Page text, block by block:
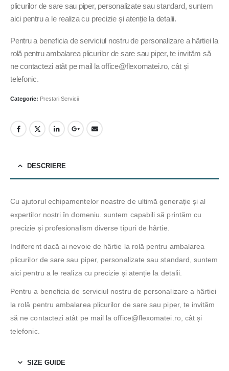
plicurilor de sare sau piper, personalizate sau standard, suntem
aici pentru a le realiza cu precizie și atenție la detalii.
Pentru a beneficia de serviciul nostru de personalizare a hârtiei la
rolă pentru ambalarea plicurilor de sare sau piper, te invităm să
ne contactezi atât pe mail la office@flexomatei.ro, cât și
telefonic.
Categorie: Prestari Servicii
DESCRIERE
Cu ajutorul echipamentelor noastre de ultimă generație și al
experților noștri în domeniu. suntem capabili să printăm cu
precizie și profesionalism diverse tipuri de hârtie.
Indiferent dacă ai nevoie de hârtie la rolă pentru ambalarea
plicurilor de sare sau piper, personalizate sau standard, suntem
aici pentru a le realiza cu precizie și atenție la detalii.
Pentru a beneficia de serviciul nostru de personalizare a hârtiei
la rolă pentru ambalarea plicurilor de sare sau piper, te invităm
să ne contactezi atât pe mail la office@flexomatei.ro, cât și
telefonic.
SIZE GUIDE